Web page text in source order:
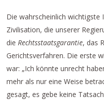
Die wahrscheinlich wichtigste
Zivilisation, die unserer
dieRechtsstaatsgarantie, das
Gerichtsverfahren. Die erste
war: „Ich könnte unrecht
mehr als nur eine Weise
gesagt, es gebe keine